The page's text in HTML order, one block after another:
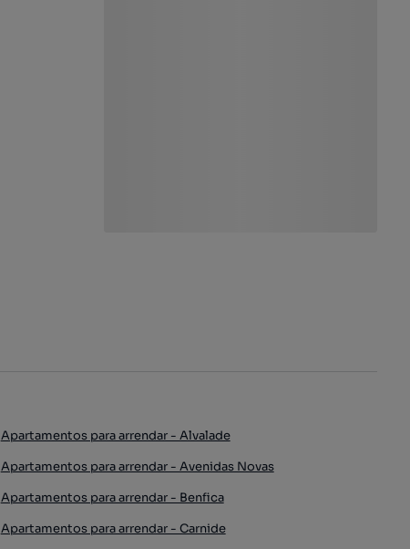
Apartamentos para arrendar - Alvalade
Apartamentos para arrendar - Avenidas Novas
Apartamentos para arrendar - Benfica
Apartamentos para arrendar - Carnide